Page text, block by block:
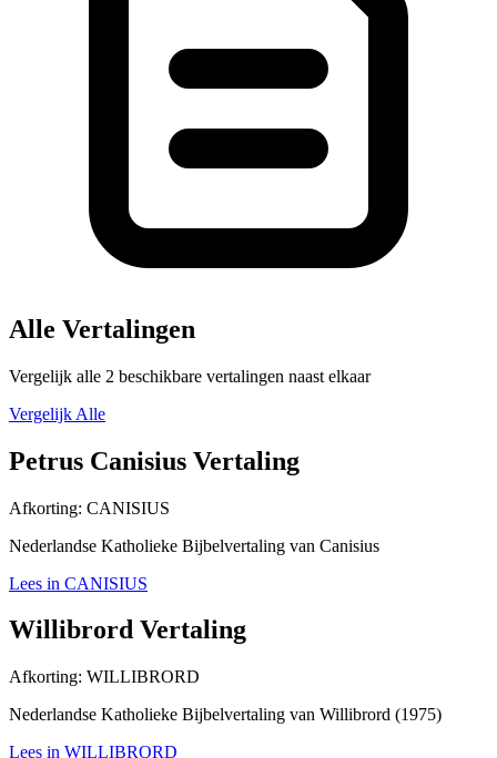
Alle Vertalingen
Vergelijk alle 2 beschikbare vertalingen naast elkaar
Vergelijk Alle
Petrus Canisius Vertaling
Afkorting: CANISIUS
Nederlandse Katholieke Bijbelvertaling van Canisius
Lees in CANISIUS
Willibrord Vertaling
Afkorting: WILLIBRORD
Nederlandse Katholieke Bijbelvertaling van Willibrord (1975)
Lees in WILLIBRORD